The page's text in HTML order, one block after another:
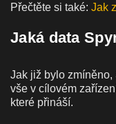
Přečtěte si také: Jak
Jaká data
Jak již bylo
vše v cílovém
které přináší.